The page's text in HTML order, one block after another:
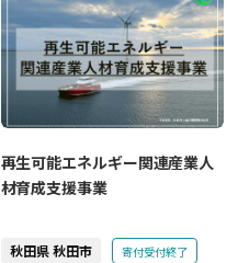
再生可能エネルギー関連産業人
材育成支援事業
秋田県 秋田市 寄付受付終了